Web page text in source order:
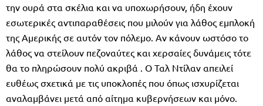
την ουρά στα σκέλια και να υποχωρήσουν, ήδη έχουν
εσωτερικές αντιπαραθέσεις που μιλούν για λάθος εμπλοκή
της Αμερικής σε αυτόν τον πόλεμο. Αν κάνουν ωστόσο το
λάθος να στείλουν πεζοναύτες και χερσαίες δυνάμεις τότε
θα το πληρώσουν πολύ ακριβά . Ο Ταλ Ντίλαν απειλεί
ευθέως σχετικά με τις υποκλοπές που όπως ισχυρίζεται
αναλαμβάνει μετά από αίτημα κυβερνήσεων και μόνο.